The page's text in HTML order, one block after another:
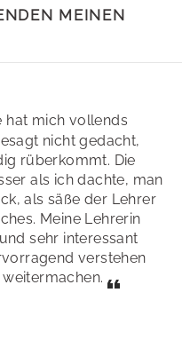
MEINEN
hat mich vollends
nicht gedacht,
rüberkommt. Die
als ich dachte, man
als säße der Lehrer
Meine Lehrerin
sehr interessant
verstehen